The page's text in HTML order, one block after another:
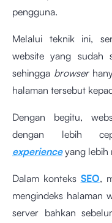
pengguna.
Melalui teknik ini,
website yang sudah
sehingga browser
halaman tersebut
Dengan begitu,
dengan lebih
experience yang lebih
Dalam konteks SEO,
mengindeks halaman
server bahkan